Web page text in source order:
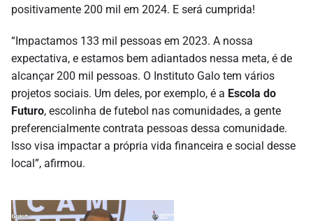
positivamente 200 mil em 2024. E será cumprida!
“Impactamos 133 mil pessoas em 2023. A nossa
expectativa, e estamos bem adiantados nessa meta, é de
alcançar 200 mil pessoas. O Instituto Galo tem vários
projetos sociais. Um deles, por exemplo, é a Escola do
Futuro, escolinha de futebol nas comunidades, a gente
preferencialmente contrata pessoas dessa comunidade.
Isso visa impactar a própria vida financeira e social desse
local”, afirmou.